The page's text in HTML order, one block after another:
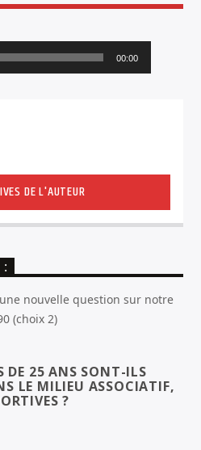
00:00
DE L'AUTEUR
nouvelle question sur notre
(choix 2)
DE 25 ANS SONT-ILS
LE MILIEU ASSOCIATIF,
?